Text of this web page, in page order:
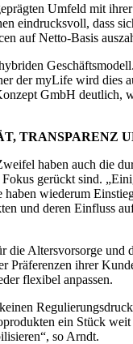
Umfeld mit
eindrucksvoll, dass
auf Netto-Basis
der myLife wird dies
GmbH
TRANSPARENZ
haben auch die
gerückt sind.
wiederum
und deren Einfluss
Altersvorsorge
Präferenzen ihrer
flexibel anpassen.
ein Stück
so Arndt.